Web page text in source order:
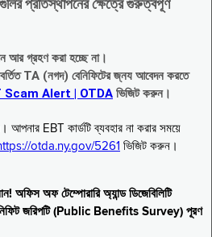
প্রতিস্থাপনের ক্ষেত্রে গুরুত্বপূর্ণ
আর গ্রহণ করা হচ্ছে না।
TA (নগদ) বেনিফিটের জ্নয আবেদন করতে
Scam Alert | OTDA ভিজিট করুন।
আপনার EBT কার্ডটি ব্যবহার না করার সময়ে
otda.ny.gov/5261 ভিজিট করুন।
অফিস অফ টেম্পোরারি অ্যান্ড ডিজেবিলিটি
জরিপটি (Public Benefits Survey) পূরণ